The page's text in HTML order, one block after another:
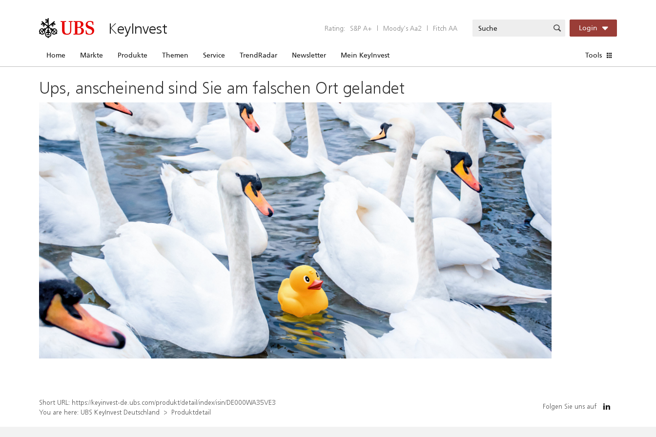
KeyInvest Rating: S&P A+ | Moody’s Aa2 | Fitch AA Login
Home Märkte Produkte Themen Service TrendRadar Newsletter Mein KeyInvest Tools
Ups, anscheinend sind Sie am falschen Ort gelandet
Short URL: https://keyinvest-de.ubs.com/produkt/detail/index/isin/DE000WA35VE3
You are here: UBS KeyInvest Deutschland Produktdetail
Folgen Sie uns auf